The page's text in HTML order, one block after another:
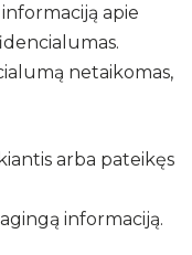
apie
netaikomas,
arba pateikęs
informaciją.